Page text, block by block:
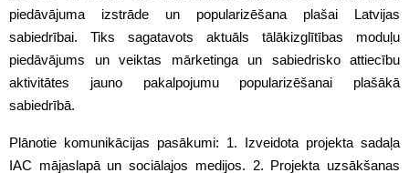
piedāvājuma izstrāde un popularizēšana plašai Latvijas
sabiedrībai. Tiks sagatavots aktuāls tālākizglītības moduļu
piedāvājums un veiktas mārketinga un sabiedrisko attiecību
aktivitātes jauno pakalpojumu popularizēšanai plašākā
sabiedrībā.
Plānotie komunikācijas pasākumi: 1. Izveidota projekta sadaļa
IAC mājaslapā un sociālajos medijos. 2. Projekta uzsākšanas